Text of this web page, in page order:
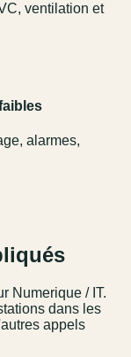
ventilation et
alarmes,
Numerique / IT.
dans les
appels